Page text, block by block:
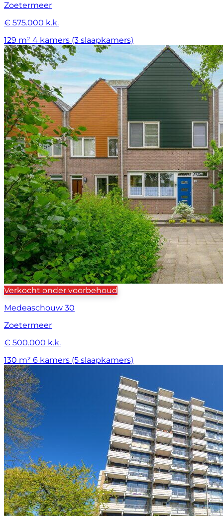
Zoetermeer
€ 575.000 k.k.
129 m² 4 kamers (3 slaapkamers)
Verkocht onder voorbehoud
Medeaschouw 30
Zoetermeer
€ 500.000 k.k.
130 m² 6 kamers (5 slaapkamers)